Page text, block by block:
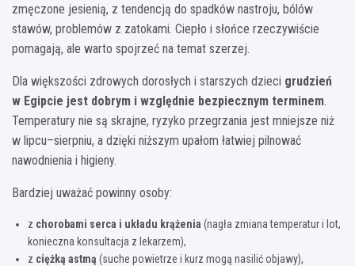
zmęczone jesienią, z tendencją do spadków nastroju, bólów
stawów, problemów z zatokami. Ciepło i słońce rzeczywiście
pomagają, ale warto spojrzeć na temat szerzej.
Dla większości zdrowych dorosłych i starszych dzieci grudzień
w Egipcie jest dobrym i względnie bezpiecznym terminem.
Temperatury nie są skrajne, ryzyko przegrzania jest mniejsze niż
w lipcu–sierpniu, a dzięki niższym upałom łatwiej pilnować
nawodnienia i higieny.
Bardziej uważać powinny osoby:
z chorobami serca i układu krążenia (nagła zmiana temperatur i lot,
konieczna konsultacja z lekarzem),
z ciężką astmą (suche powietrze i kurz mogą nasilić objawy),